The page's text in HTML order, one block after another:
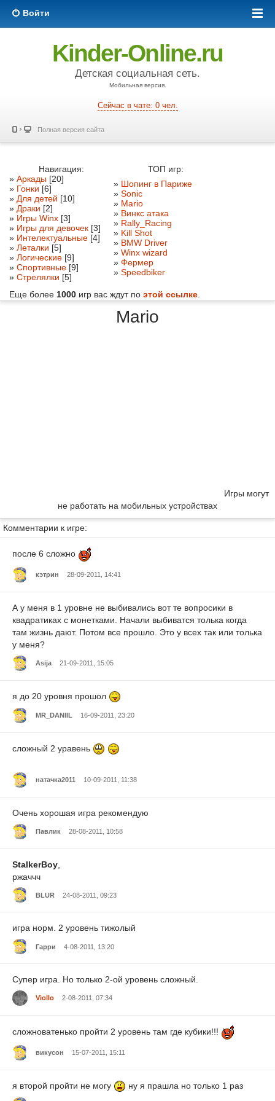
Войти
Kinder-Online.ru
Детская социальная сеть.
Мобильная версия.
Сейчас в чате: 0 чел.
Полная версия сайта
Навигация:
ТОП игр:
» Аркады [20]
» Гонки [6]
» Для детей [10]
» Драки [2]
» Игры Winx [3]
» Игры для девочек [3]
» Интелектуальные [4]
» Леталки [5]
» Логические [9]
» Спортивные [9]
» Стрелялки [5]
» Шопинг в Париже
» Sonic
» Mario
» Винкс атака
» Rally_Racing
» Kill Shot
» BMW Driver
» Winx wizard
» Фермер
» Speedbiker
Еще более 1000 игр вас ждут по этой ссылке
Mario
Игры могут
не работать на мобильных устройствах
Комментарии к игре:
после 6 сложно
кэтрин 28-09-2011, 14:41
А у меня в 1 уровне не выбивались вот те вопросики в
квадратиках с монетками. Начали выбиватся толька когда
там жизнь дают. Потом все прошло. Это у всех так или толька
у меня?
Asija 21-09-2011, 15:05
я до 20 уровня прошол
MR_DANIIL 16-09-2011, 23:20
сложный 2 уравень
натачка2011 10-09-2011, 11:38
Очень хорошая игра рекомендую
Павлик 28-08-2011, 10:58
StalkerBoy
ржаччч
BLUR 24-08-2011, 09:23
игра норм. 2 уровень тижолый
Гарри 4-08-2011, 13:20
Супер игра. Но только 2-ой уровень сложный.
Viollo 2-08-2011, 07:34
сложноватенько пройти 2 уровень там где кубики!!!
викусон 15-07-2011, 15:11
я второй пройти не могу ну я прашла но только 1 раз